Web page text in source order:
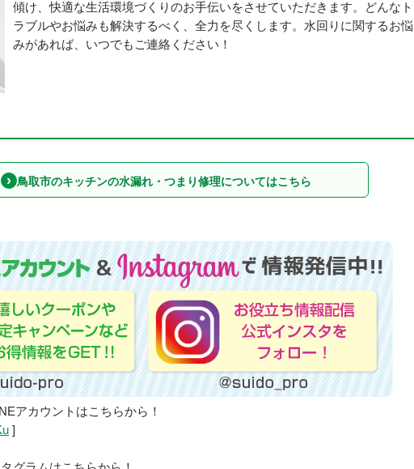
傾け、快適な生活環境づくりのお手伝いをさせていただきます。どんなト
ラブルやお悩みも解決するべく、全力を尽くします。水回りに関するお悩
みがあれば、いつでもご連絡ください！
鳥取市のキッチンの水漏れ・つまり修理についてはこちら
アカウントはこちらから！
]